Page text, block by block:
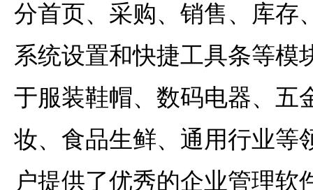
分首页、采购、销售、库存
系统设置和快捷工具条等模
于服装鞋帽、数码电器、五
妆、食品生鲜、通用行业等
户提供了优秀的企业管理软